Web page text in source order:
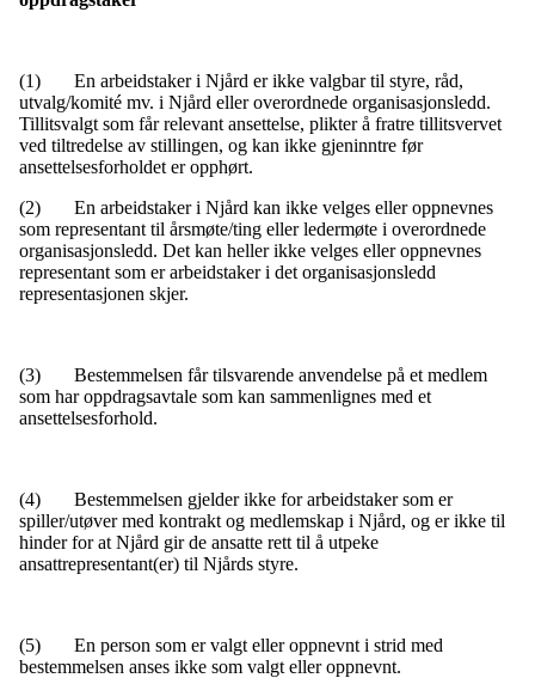
(1) En arbeidstaker i Njård er ikke valgbar til styre, råd,
utvalg/komité mv. i Njård eller overordnede organisasjonsledd.
Tillitsvalgt som får relevant ansettelse, plikter å fratre tillitsvervet
ved tiltredelse av stillingen, og kan ikke gjeninntre før
ansettelsesforholdet er opphørt.
(2) En arbeidstaker i Njård kan ikke velges eller oppnevnes
som representant til årsmøte/ting eller ledermøte i overordnede
organisasjonsledd. Det kan heller ikke velges eller oppnevnes
representant som er arbeidstaker i det organisasjonsledd
representasjonen skjer.
(3) Bestemmelsen får tilsvarende anvendelse på et medlem
som har oppdragsavtale som kan sammenlignes med et
ansettelsesforhold.
(4) Bestemmelsen gjelder ikke for arbeidstaker som er
spiller/utøver med kontrakt og medlemskap i Njård, og er ikke til
hinder for at Njård gir de ansatte rett til å utpeke
ansattrepresentant(er) til Njårds styre.
(5) En person som er valgt eller oppnevnt i strid med
bestemmelsen anses ikke som valgt eller oppnevnt.